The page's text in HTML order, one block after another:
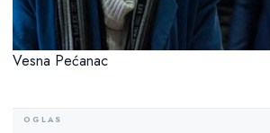
Vesna Pećanac